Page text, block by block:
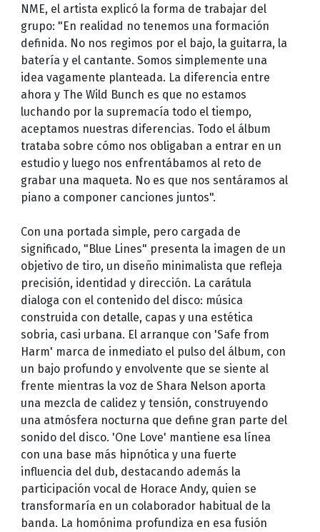
NME, el artista explicó la forma de trabajar del
grupo: "En realidad no tenemos una formación
definida. No nos regimos por el bajo, la guitarra, la
batería y el cantante. Somos simplemente una
idea vagamente planteada. La diferencia entre
ahora y The Wild Bunch es que no estamos
luchando por la supremacía todo el tiempo,
aceptamos nuestras diferencias. Todo el álbum
trataba sobre cómo nos obligaban a entrar en un
estudio y luego nos enfrentábamos al reto de
grabar una maqueta. No es que nos sentáramos al
piano a componer canciones juntos".
Con una portada simple, pero cargada de
significado, "Blue Lines" presenta la imagen de un
objetivo de tiro, un diseño minimalista que refleja
precisión, identidad y dirección. La carátula
dialoga con el contenido del disco: música
construida con detalle, capas y una estética
sobria, casi urbana. El arranque con 'Safe from
Harm' marca de inmediato el pulso del álbum, con
un bajo profundo y envolvente que se siente al
frente mientras la voz de Shara Nelson aporta
una mezcla de calidez y tensión, construyendo
una atmósfera nocturna que define gran parte del
sonido del disco. 'One Love' mantiene esa línea
con una base más hipnótica y una fuerte
influencia del dub, destacando además la
participación vocal de Horace Andy, quien se
transformaría en un colaborador habitual de la
banda. La homónima profundiza en esa fusión